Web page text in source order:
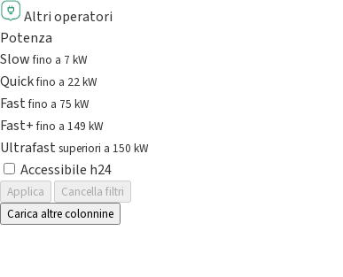
Altri operatori
Potenza
Slowfino a 7 kW
Quickfino a 22 kW
Fastfino a 75 kW
Fast+fino a 149 kW
Ultrafast superiori a 150 kW
Accessibile h24
Applica
Cancella filtri
Carica altre colonnine